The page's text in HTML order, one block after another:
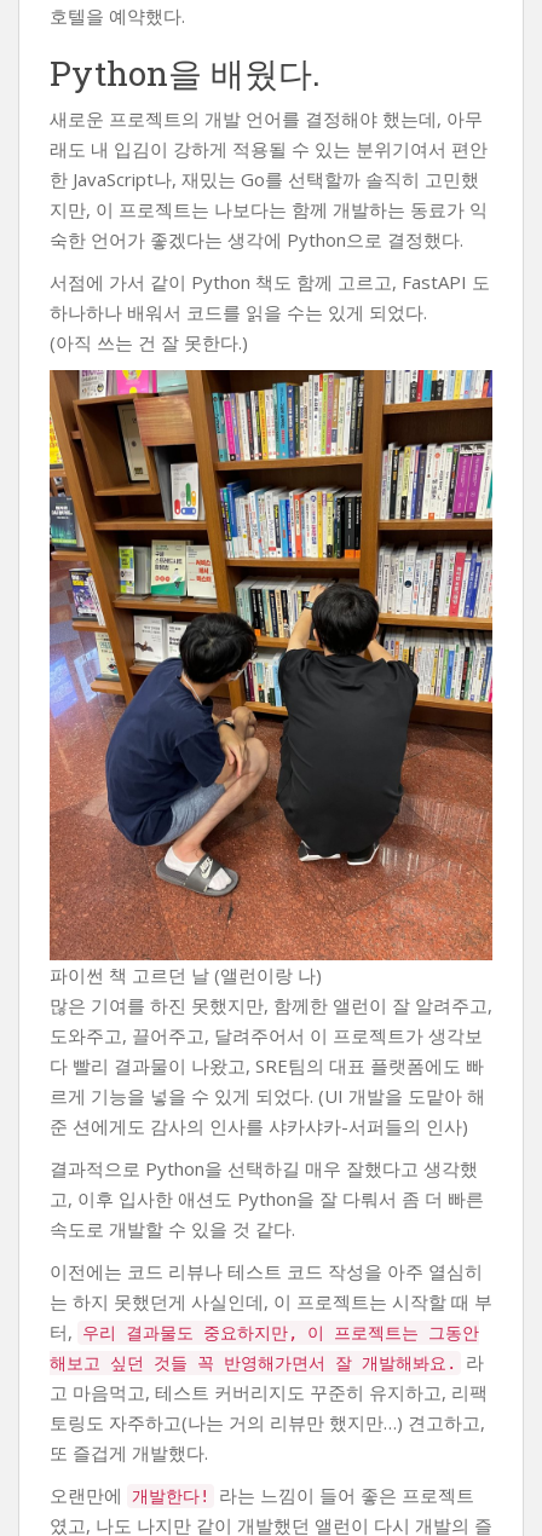
호텔을 예약했다.
Python을 배웠다.
새로운 프로젝트의 개발 언어를 결정해야 했는데, 아무
래도 내 입김이 강하게 적용될 수 있는 분위기여서 편안
한 JavaScript나, 재밌는 Go를 선택할까 솔직히 고민했
지만, 이 프로젝트는 나보다는 함께 개발하는 동료가 익
숙한 언어가 좋겠다는 생각에 Python으로 결정했다.
서점에 가서 같이 Python 책도 함께 고르고, FastAPI 도
하나하나 배워서 코드를 읽을 수는 있게 되었다.
(아직 쓰는 건 잘 못한다.)
파이썬 책 고르던 날 (앨런이랑 나)
많은 기여를 하진 못했지만, 함께한 앨런이 잘 알려주고,
도와주고, 끌어주고, 달려주어서 이 프로젝트가 생각보
다 빨리 결과물이 나왔고, SRE팀의 대표 플랫폼에도 빠
르게 기능을 넣을 수 있게 되었다. (UI 개발을 도맡아 해
준 션에게도 감사의 인사를 샤카샤카-서퍼들의 인사)
결과적으로 Python을 선택하길 매우 잘했다고 생각했
고, 이후 입사한 애션도 Python을 잘 다뤄서 좀 더 빠른
속도로 개발할 수 있을 것 같다.
이전에는 코드 리뷰나 테스트 코드 작성을 아주 열심히
는 하지 못했던게 사실인데, 이 프로젝트는 시작할 때 부
터,
우리 결과물도 중요하지만, 이 프로젝트는 그동안
해보고 싶던 것들 꼭 반영해가면서 잘 개발해봐요.
라
고 마음먹고, 테스트 커버리지도 꾸준히 유지하고, 리팩
토링도 자주하고(나는 거의 리뷰만 했지만…) 견고하고,
또 즐겁게 개발했다.
오랜만에
개발한다!
라는 느낌이 들어 좋은 프로젝트
였고, 나도 나지만 같이 개발했던 앨런이 다시 개발의 즐